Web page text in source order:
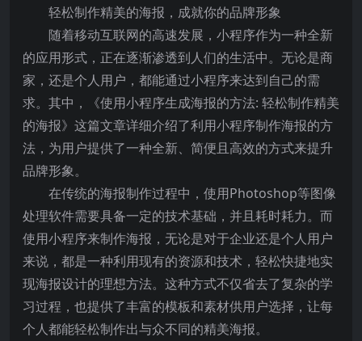
轻松制作精美的海报，成就你的品牌形象
随着移动互联网的高速发展，小程序作为一种全新
的应用形式，正在逐渐渗透到人们的生活中。无论是商
家，还是个人用户，都能通过小程序来达到自己的需
求。其中，《使用小程序生成海报的方法: 轻松制作精美
的海报》这篇文章详细介绍了利用小程序制作海报的方
法，为用户提供了一种全新、简便且高效的方式来提升
品牌形象。
在传统的海报制作过程中，使用Photoshop等图像
处理软件需要具备一定的技术基础，并且耗时耗力。而
使用小程序来制作海报，无论是对于企业还是个人用户
来说，都是一种利用现有的资源和技术，轻松快捷地实
现海报设计的理想方法。这种方式不仅省去了复杂的学
习过程，也提供了丰富的模板和素材供用户选择，让每
个人都能轻松制作出与众不同的精美海报。